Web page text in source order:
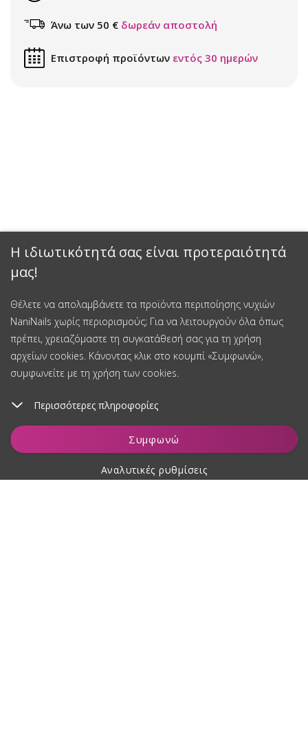
Η ιδιωτικότητά σας είναι προτεραιότητά
μας!
Θέλετε να απολαμβάνετε τα προϊόντα περιποίησης νυχιών
NaniNails χωρίς περιορισμούς; Για να λειτουργούν όλα όπως
πρέπει, χρειαζόμαστε τη συγκατάθεσή σας για τη χρήση
αρχείων cookies. Κάνοντας κλικ στο κουμπί «Συμφωνώ»,
συμφωνείτε με τη χρήση των cookies.
Περισσότερες πληροφορίες
Συμφωνώ
Αναλυτικές ρυθμίσεις
Προσθήκη στο καλάθι
Άνω των 50 € δωρεάν αποστολή
Επιστροφή προϊόντων εντός 30 ημερών